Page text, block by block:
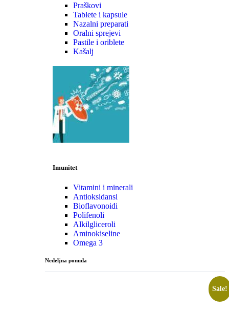
Praškovi
Tablete i kapsule
Nazalni preparati
Oralni sprejevi
Pastile i oriblete
Kašalj
Imunitet
Vitamini i minerali
Antioksidansi
Bioflavonoidi
Polifenoli
Alkilgliceroli
Aminokiseline
Omega 3
Nedeljna ponuda
Sale!